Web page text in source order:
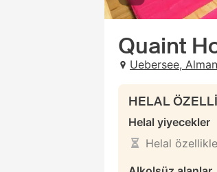
Quaint
Uebersee,
HELAL
Helal yiyecekler
Helal